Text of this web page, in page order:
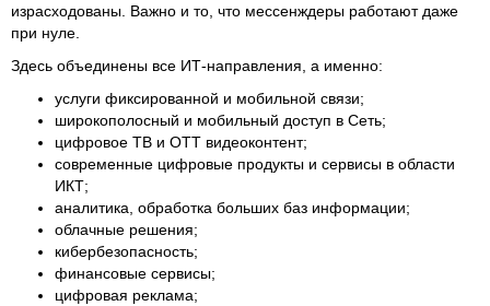
израсходованы. Важно и то, что мессенждеры работают даже
при нуле.
Здесь объединены все ИТ-направления, а именно:
услуги фиксированной и мобильной связи;
широкополосный и мобильный доступ в Сеть;
цифровое ТВ и ОТТ видеоконтент;
современные цифровые продукты и сервисы в области
ИКТ;
аналитика, обработка больших баз информации;
облачные решения;
кибербезопасность;
финансовые сервисы;
цифровая реклама;